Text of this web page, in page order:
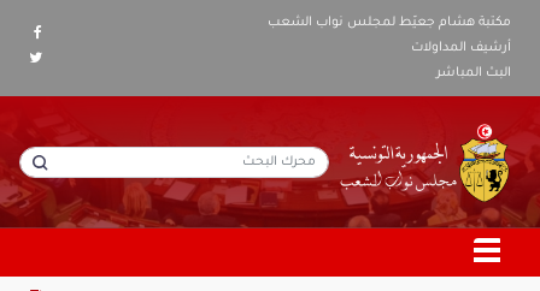
مكتبة هشام جعيّط لمجلس نواب الشعب
أرشيف المداولات
البث المباشر